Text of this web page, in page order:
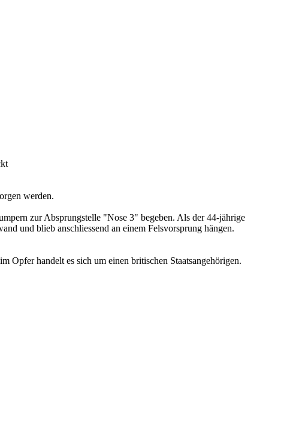
werden.
zur Absprungstelle "Nose 3" begeben. Als der 44-jährige
und blieb anschliessend an einem Felsvorsprung hängen.
Opfer handelt es sich um einen britischen Staatsangehörigen.